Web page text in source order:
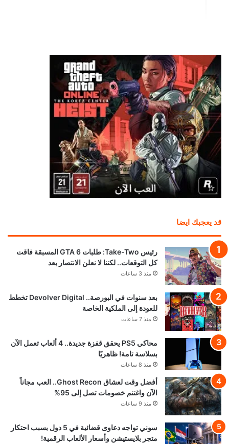
قد يعجبك ايضا
رئيس Take-Two: طلبات GTA 6 المسبقة فاقت
كل التوقعات.. لكننا لا نعلن الانتصار بعد
منذ 3 ساعات
بعد سنوات في البورصة.. Devolver Digital تخطط
للعودة إلى الملكية الخاصة
منذ 7 ساعات
محاكي PS5 يحقق قفزة جديدة.. 4 ألعاب تعمل الآن
بسلاسة تامة! ظاهريًا
منذ 8 ساعات
أفضل وقت لعشاق Ghost Recon.. العب مجاناً
الآن واغتنم خصومات تصل إلى 95%
منذ 9 ساعات
سوني تواجه دعاوى قضائية في 5 دول بسبب احتكار
متجر بلايستيشن وأسعار الألعاب الرقمية!